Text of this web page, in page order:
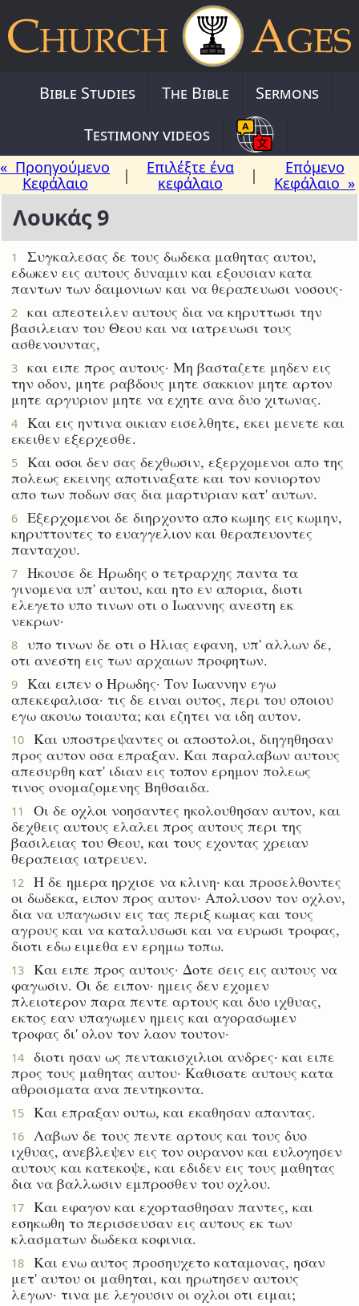
Bible Studies The Bible
Sermons
Testimony videos
« Προηγούμενο
Κεφάλαιο
|
Επιλέξτε ένα
κεφάλαιο
|
Επόμενο
Κεφάλαιο »
Λουκάς 9
1
Συγκαλεσας δε τους δωδεκα μαθητας αυτου,
εδωκεν εις αυτους δυναμιν και εξουσιαν κατα
παντων των δαιμονιων και να θεραπευωσι νοσους·
2
και απεστειλεν αυτους δια να κηρυττωσι την
βασιλειαν του Θεου και να ιατρευωσι τους
ασθενουντας,
3
και ειπε προς αυτους· Μη βασταζετε μηδεν εις
την οδον, μητε ραβδους μητε σακκιον μητε αρτον
μητε αργυριον μητε να εχητε ανα δυο χιτωνας.
4
Και εις ηντινα οικιαν εισελθητε, εκει μενετε και
εκειθεν εξερχεσθε.
5
Και οσοι δεν σας δεχθωσιν, εξερχομενοι απο της
πολεως εκεινης αποτιναξατε και τον κονιορτον
απο των ποδων σας δια μαρτυριαν κατ' αυτων.
6
Εξερχομενοι δε διηρχοντο απο κωμης εις κωμην,
κηρυττοντες το ευαγγελιον και θεραπευοντες
πανταχου.
7
Ηκουσε δε Ηρωδης ο τετραρχης παντα τα
γινομενα υπ' αυτου, και ητο εν απορια, διοτι
ελεγετο υπο τινων οτι ο Ιωαννης ανεστη εκ
νεκρων·
8
υπο τινων δε οτι ο Ηλιας εφανη, υπ' αλλων δε,
οτι ανεστη εις των αρχαιων προφητων.
9
Και ειπεν ο Ηρωδης· Τον Ιωαννην εγω
απεκεφαλισα· τις δε ειναι ουτος, περι του οποιου
εγω ακουω τοιαυτα; και εζητει να ιδη αυτον.
10
Και υποστρεψαντες οι αποστολοι, διηγηθησαν
προς αυτον οσα επραξαν. Και παραλαβων αυτους
απεσυρθη κατ' ιδιαν εις τοπον ερημον πολεως
τινος ονομαζομενης Βηθσαιδα.
11
Οι δε οχλοι νοησαντες ηκολουθησαν αυτον, και
δεχθεις αυτους ελαλει προς αυτους περι της
βασιλειας του Θεου, και τους εχοντας χρειαν
θεραπειας ιατρευεν.
12
Η δε ημερα ηρχισε να κλινη· και προσελθοντες
οι δωδεκα, ειπον προς αυτον· Απολυσον τον οχλον,
δια να υπαγωσιν εις τας περιξ κωμας και τους
αγρους και να καταλυσωσι και να ευρωσι τροφας,
διοτι εδω ειμεθα εν ερημω τοπω.
13
Και ειπε προς αυτους· Δοτε σεις εις αυτους να
φαγωσιν. Οι δε ειπον· ημεις δεν εχομεν
πλειοτερον παρα πεντε αρτους και δυο ιχθυας,
εκτος εαν υπαγωμεν ημεις και αγορασωμεν
τροφας δι' ολον τον λαον τουτον·
14
διοτι ησαν ως πεντακισχιλιοι ανδρες· και ειπε
προς τους μαθητας αυτου· Καθισατε αυτους κατα
αθροισματα ανα πεντηκοντα.
15 Και επραξαν ουτω, και εκαθησαν απαντας.
16
Λαβων δε τους πεντε αρτους και τους δυο
ιχθυας, ανεβλεψεν εις τον ουρανον και ευλογησεν
αυτους και κατεκοψε, και εδιδεν εις τους μαθητας
δια να βαλλωσιν εμπροσθεν του οχλου.
17
Και εφαγον και εχορτασθησαν παντες, και
εσηκωθη το περισσευσαν εις αυτους εκ των
κλασματων δωδεκα κοφινια.
18
Και ενω αυτος προσηυχετο καταμονας, ησαν
μετ' αυτου οι μαθηται, και ηρωτησεν αυτους
λεγων· τινα με λεγουσιν οι οχλοι οτι ειμαι;